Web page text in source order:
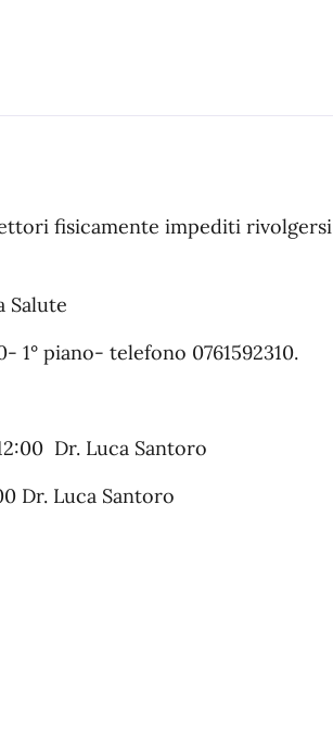
fisicamente impediti rivolgersi
Salute
1° piano- telefono 0761592310.
Dr. Luca Santoro
Dr. Luca Santoro